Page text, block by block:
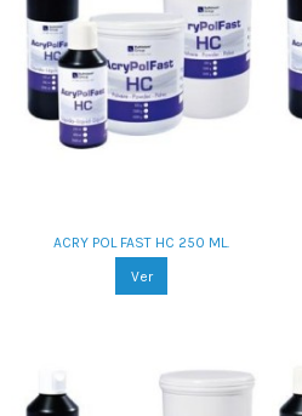
ACRY POL FAST HC 250 ML.
Ver